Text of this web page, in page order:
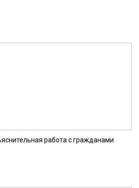
работа с гражданами